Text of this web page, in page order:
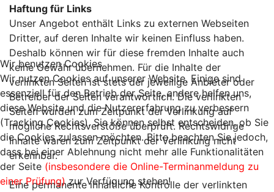
Haftung für Links
Unser Angebot enthält Links zu externen Webseiten
Dritter, auf deren Inhalte wir keinen Einfluss haben.
Deshalb können wir für diese fremden Inhalte auch
keine Gewähr übernehmen. Für die Inhalte der
verlinkten Seiten ist stets der jeweilige Anbieter oder
Betreiber der Seiten verantwortlich. Die verlinkten
Seiten wurden zum Zeitpunkt der Verlinkung auf
mögliche Rechtsverstöße überprüft. Rechtswidrige
Inhalte waren zum Zeitpunkt der Verlinkung nicht
erkennbar.
Eine permanente inhaltliche Kontrolle der verlinkten
Wir benutzen Cookies
Wir nutzen Cookies auf unserer Website. Einige sind
essenziell für den Betrieb der Seite, andere helfen uns,
diese Website und die Nutzererfahrung zu verbessern
(Tracking Cookies). Sie können selbst entscheiden, ob Sie
die Cookies zulassen möchten. Bitte beachten Sie jedoch,
dass bei einer Ablehnung nicht mehr alle Funktionalitäten
der Seite (insbesondere die Online-Terminanmeldung zu
einer Prüfung)zur Verfügung stehen!